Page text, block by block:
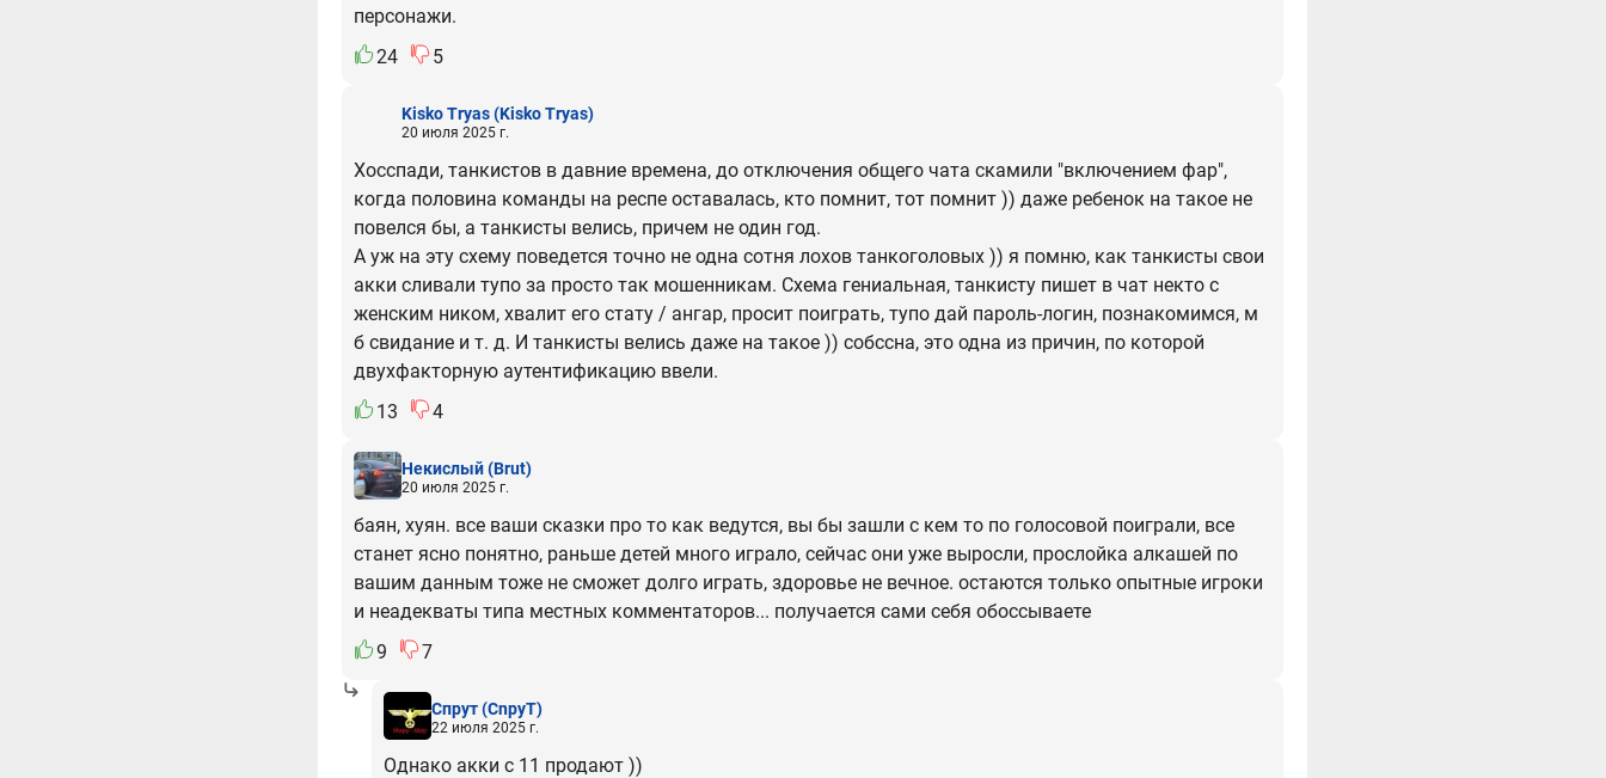
персонажи.
24
5
Kisko Tryas(Kisko Tryas)
20 июля 2025 г.
Хосспади, танкистов в давние времена, до отключения общего чата скамили "включением фар",
когда половина команды на респе оставалась, кто помнит, тот помнит )) даже ребенок на такое не
повелся бы, а танкисты велись, причем не один год.
А уж на эту схему поведется точно не одна сотня лохов танкоголовых )) я помню, как танкисты свои
акки сливали тупо за просто так мошенникам. Схема гениальная, танкисту пишет в чат некто с
женским ником, хвалит его стату / ангар, просит поиграть, тупо дай пароль-логин, познакомимся, м
б свидание и т. д. И танкисты велись даже на такое )) собссна, это одна из причин, по которой
двухфакторную аутентификацию ввели.
13
4
Некислый(Brut)
20 июля 2025 г.
баян, хуян. все ваши сказки про то как ведутся, вы бы зашли с кем то по голосовой поиграли, все
станет ясно понятно, раньше детей много играло, сейчас они уже выросли, прослойка алкашей по
вашим данным тоже не сможет долго играть, здоровье не вечное. остаются только опытные игроки
и неадекваты типа местных комментаторов... получается сами себя обоссываете
9
7
Спрут(CnpyT)
22 июля 2025 г.
Однако акки с 11 продают ))